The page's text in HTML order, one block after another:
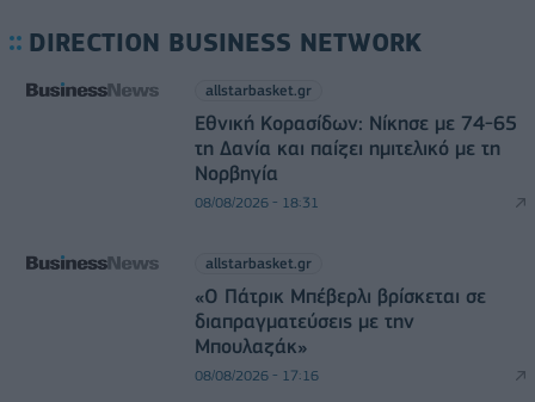
DIRECTION BUSINESS NETWORK
allstarbasket.gr
Εθνική Κορασίδων: Νίκησε με 74-65
τη Δανία και παίζει ημιτελικό με τη
Νορβηγία
08/08/2026 - 18:31
allstarbasket.gr
«Ο Πάτρικ Μπέβερλι βρίσκεται σε
διαπραγματεύσεις με την
Μπουλαζάκ»
08/08/2026 - 17:16